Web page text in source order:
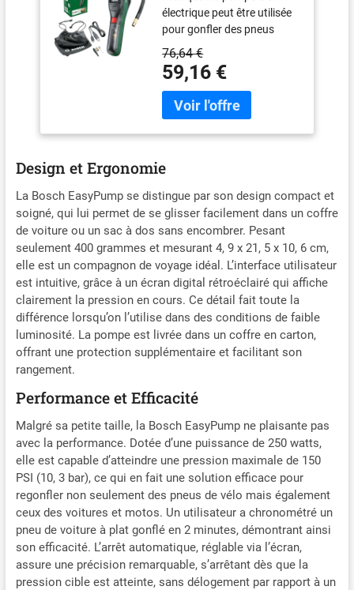
(Batterie 3,0 Ah, 3,6 V,
Fonction Autostop,
150 PSI, 10,3 Bar,
LED, Rechargeable
Via câble USB-C,
dans boîte Carton)
électrique peut être utilisée
pour gonfler des pneus
(voiture, moto, vélo), des
ballons et de petits articles
de sport nautique jusqu’à
10,3 bar. Légère (430 g), elle
est conçue pour toutes les
offre le choix entre 3 unités
de pression (PSI, bar, kPa)
et s’arrête
automatiquement quand la
pression préréglée est
atteinte Écran numérique et
éclairage LED : l’écran
éclairé affiche la pression en
temps réel, la valeur
préréglée (pression de
consigne) et l’état de
charge de la batterie. La
éclairée Fonction Auto-Off :
le mini-compresseur d’air
s’arrête automatiquement
après une certaine durée de
non-utilisation. Il dispose
par ailleurs d’une prise USB-
C pour une recharge rapide
Livré avec : EasyPump,
câble USB, adaptateur de
débit, aiguille à ballon,
embout gonflage valve
76,64 €
59,16 €
Design et Ergonomie
La Bosch EasyPump se distingue par son design compact et
soigné, qui lui permet de se glisser facilement dans un coffre
de voiture ou un sac à dos sans encombrer. Pesant
seulement 400 grammes et mesurant 4, 9 x 21, 5 x 10, 6 cm,
elle est un compagnon de voyage idéal. L’interface utilisateur
est intuitive, grâce à un écran digital rétroéclairé qui affiche
clairement la pression en cours. Ce détail fait toute la
différence lorsqu’on l’utilise dans des conditions de faible
luminosité. La pompe est livrée dans un coffre en carton,
offrant une protection supplémentaire et facilitant son
rangement.
Performance et Efficacité
Malgré sa petite taille, la Bosch EasyPump ne plaisante pas
avec la performance. Dotée d’une puissance de 250 watts,
elle est capable d’atteindre une pression maximale de 150
PSI (10, 3 bar), ce qui en fait une solution efficace pour
regonfler non seulement des pneus de vélo mais également
ceux des voitures et motos. Un utilisateur a chronométré un
pneu de voiture à plat gonflé en 2 minutes, démontrant ainsi
son efficacité. L’arrêt automatique, réglable via l’écran,
assure une précision remarquable, s’arrêtant dès que la
pression cible est atteinte, sans délogement par rapport à un